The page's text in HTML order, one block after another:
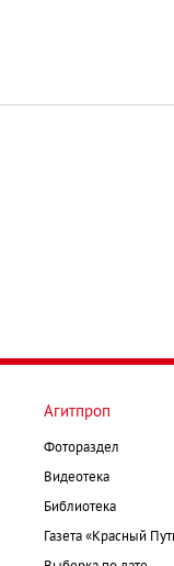
Агитпроп
Фотораздел
Видеотека
Библиотека
Газета «Красный